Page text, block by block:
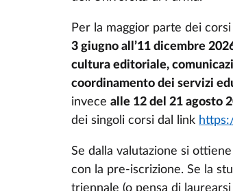
Per la maggior parte dei
3 giugno all’11 dicembre
cultura editoriale,
coordinamento dei servizi
invecealle 12 del 21 agosto
dei singoli corsi dal link
Se dalla valutazione si
con la pre-iscrizione. Se la
triennale (o pensa di